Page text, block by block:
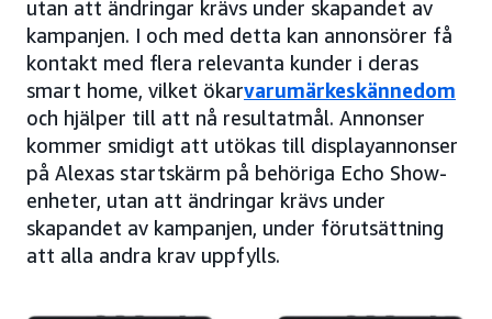
utan att ändringar krävs under skapandet av
kampanjen. I och med detta kan annonsörer få
kontakt med flera relevanta kunder i deras
smart home, vilket ökarvarumärkeskännedom
och hjälper till att nå resultatmål. Annonser
kommer smidigt att utökas till displayannonser
på Alexas startskärm på behöriga Echo Show-
enheter, utan att ändringar krävs under
skapandet av kampanjen, under förutsättning
att alla andra krav uppfylls.